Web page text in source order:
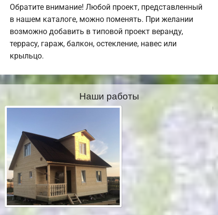
Обратите внимание! Любой проект, представленный
в нашем каталоге, можно поменять. При желании
возможно добавить в типовой проект веранду,
террасу, гараж, балкон, остекление, навес или
крыльцо.
Наши работы